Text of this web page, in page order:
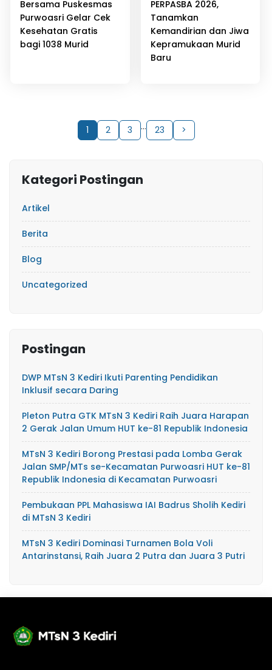
Bersama Puskesmas
Purwoasri Gelar Cek
Kesehatan Gratis
bagi 1038 Murid
PERPASBA 2026,
Tanamkan
Kemandirian dan Jiwa
Kepramukaan Murid
Baru
1 2 3 … 23 >
Kategori Postingan
Artikel
Berita
Blog
Uncategorized
Postingan
DWP MTsN 3 Kediri Ikuti Parenting Pendidikan
Inklusif secara Daring
Pleton Putra GTK MTsN 3 Kediri Raih Juara Harapan
2 Gerak Jalan Umum HUT ke-81 Republik Indonesia
MTsN 3 Kediri Borong Prestasi pada Lomba Gerak
Jalan SMP/MTs se-Kecamatan Purwoasri HUT ke-81
Republik Indonesia di Kecamatan Purwoasri
Pembukaan PPL Mahasiswa IAI Badrus Sholih Kediri
di MTsN 3 Kediri
MTsN 3 Kediri Dominasi Turnamen Bola Voli
Antarinstansi, Raih Juara 2 Putra dan Juara 3 Putri